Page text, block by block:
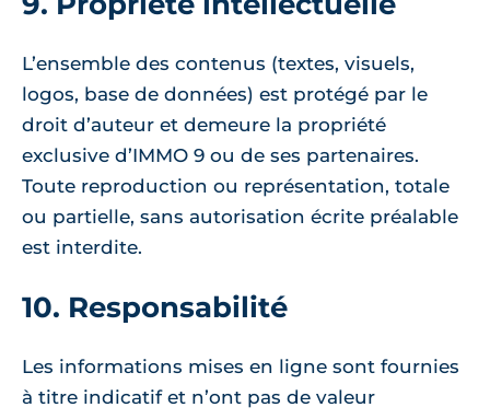
L’ensemble des contenus (textes, visuels,
logos, base de données) est protégé par le
droit d’auteur et demeure la propriété
exclusive d’IMMO 9 ou de ses partenaires.
Toute reproduction ou représentation, totale
ou partielle, sans autorisation écrite préalable
est interdite.
10. Responsabilité
Les informations mises en ligne sont fournies
à titre indicatif et n’ont pas de valeur